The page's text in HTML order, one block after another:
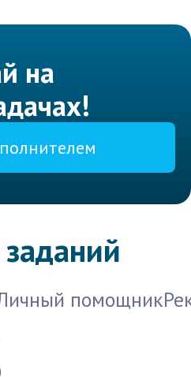
на
помощник